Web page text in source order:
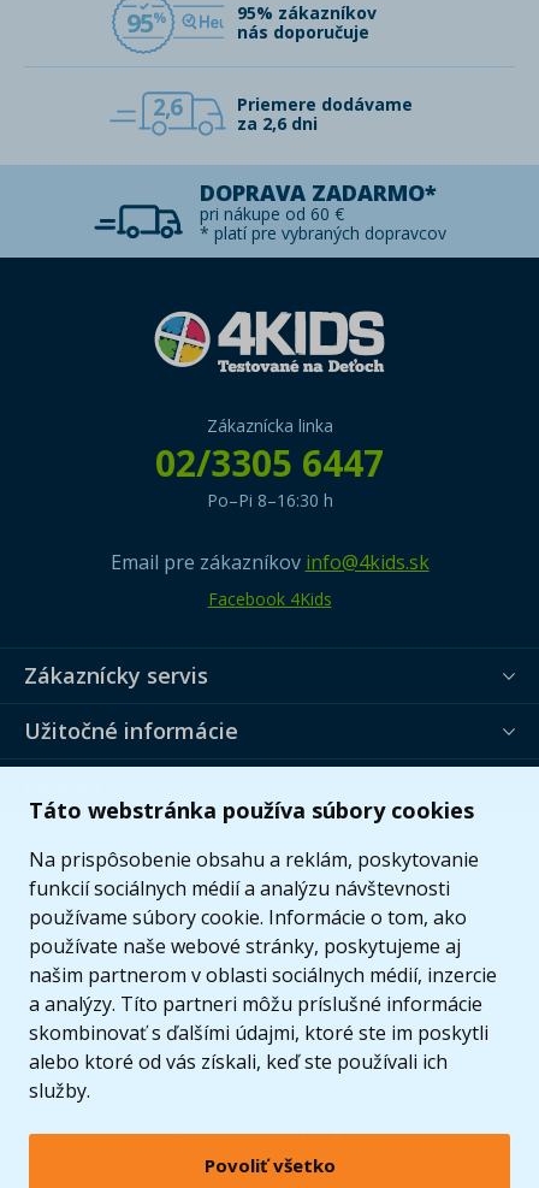
Táto webstránka používa súbory cookies
Na prispôsobenie obsahu a reklám, poskytovanie
funkcií sociálnych médií a analýzu návštevnosti
používame súbory cookie. Informácie o tom, ako
používate naše webové stránky, poskytujeme aj
našim partnerom v oblasti sociálnych médií, inzercie
a analýzy. Títo partneri môžu príslušné informácie
skombinovať s ďalšími údajmi, ktoré ste im poskytli
alebo ktoré od vás získali, keď ste používali ich
služby.
Povoliť všetko
95
95% zákazníkov
nás doporučuje
2,6
Priemere dodávame
za 2,6 dni
DOPRAVA ZADARMO*
pri nákupe od 60 €
* platí pre vybraných dopravcov
Zákaznícka linka
02/3305 6447
Po–Pi 8–16:30 h
Email pre zákazníkov info@4kids.sk
Facebook 4Kids
Zákaznícky servis
Užitočné informácie
© 2005 - 2026 Copyright 4kids.sk
LEGO, logo LEGO a minifigúrka sú ochrannými známkami spoločnosti LEGO Group. ©